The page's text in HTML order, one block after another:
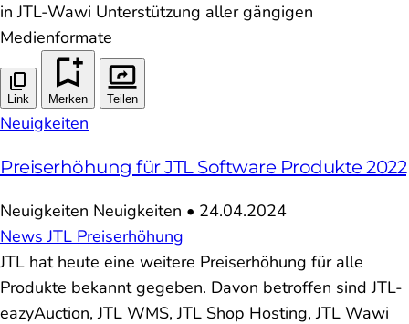
in JTL-Wawi Unterstützung aller gängigen
Medienformate
Link Merken Teilen
Neuigkeiten
Preiserhöhung für JTL Software Produkte 2022
Neuigkeiten Neuigkeiten • 24.04.2024
NewsJTL Preiserhöhung
JTL hat heute eine weitere Preiserhöhung für alle
Produkte bekannt gegeben. Davon betroffen sind JTL-
eazyAuction, JTL WMS, JTL Shop Hosting, JTL Wawi